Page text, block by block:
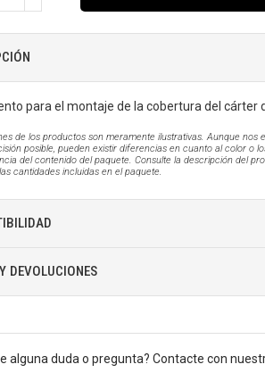
para el montaje de la cobertura del cárter
de los productos son meramente ilustrativas. Aunque
posible, pueden existir diferencias en cuanto al color o
del contenido del paquete. Consulte la descripción del
cantidades incluidas en el paquete.
DEVOLUCIONES
alguna duda o pregunta? Contacte con